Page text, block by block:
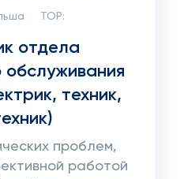
TOP:
отдела
обслуживания
техник,
проблем,
работой